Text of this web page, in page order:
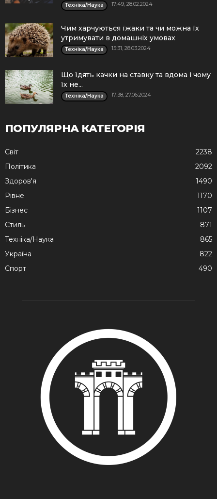
Техніка/Наука 17:49, 28.02.2024
Чим харчуються їжаки та чи можна їх
утримувати в домашніх умовах
Техніка/Наука 15:31, 28.03.2024
Що їдять качки на ставку та вдома і чому
їх не...
Техніка/Наука 17:38, 27.06.2024
ПОПУЛЯРНА КАТЕГОРІЯ
Cвіт
2238
Політика
2092
Здоров'я
1490
Рівне
1170
Бізнес
1107
Стиль
871
Техніка/Наука
865
Україна
822
Спорт
490